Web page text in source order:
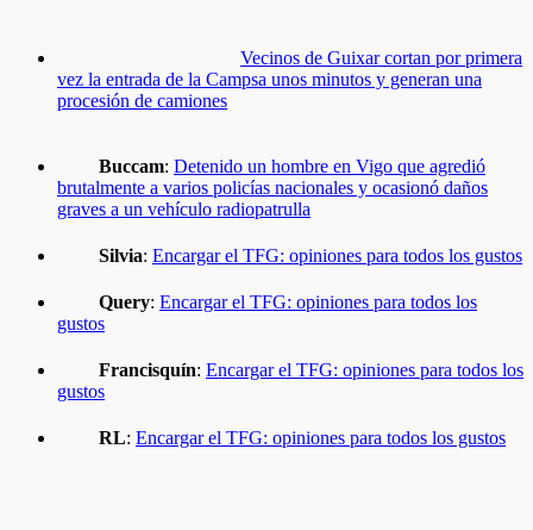
Vecinos de Guixar cortan por primera
vez la entrada de la Campsa unos minutos y generan una
procesión de camiones
Buccam: Detenido un hombre en Vigo que agredió
brutalmente a varios policías nacionales y ocasionó daños
graves a un vehículo radiopatrulla
Silvia: Encargar el TFG: opiniones para todos los gustos
Query: Encargar el TFG: opiniones para todos los
gustos
Francisquín: Encargar el TFG: opiniones para todos los
gustos
RL: Encargar el TFG: opiniones para todos los gustos